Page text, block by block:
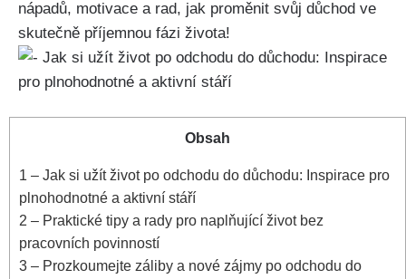
nápadů, motivace a rad, jak proměnit svůj důchod ve
skutečně příjemnou fázi života!
Obsah
1 – Jak si užít život po odchodu do důchodu: Inspirace pro
plnohodnotné a aktivní stáří
2 – Praktické tipy a rady pro naplňující život bez
pracovních povinností
3 – Prozkoumejte záliby a nové zájmy po odchodu do